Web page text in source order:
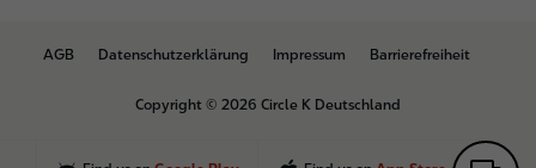
B
AGB Datenschutzerklärung Impressum Barrierefreiheit
Copyright © 2026 Circle K Deutschland